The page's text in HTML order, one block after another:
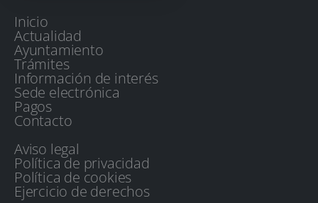
Inicio
Actualidad
Ayuntamiento
Trámites
Información de interés
Sede electrónica
Pagos
Contacto
Aviso legal
Política de privacidad
Política de cookies
Ejercicio de derechos